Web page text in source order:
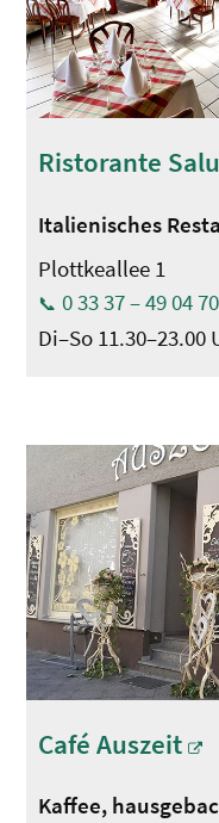
Ristorante
Italienisches
Plottkeallee 1
0 33 37 – 49 04 70
Di–So 11.30–23.00
Café Auszeit
Kaffee,